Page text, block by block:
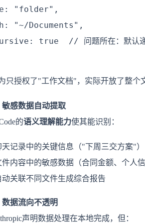
"folder",
"~/Documents",
true  // 问题所在：默认
只授权了"工作文档"，实际开放了整个
敏感数据自动提取
的语义理解能力使其能识别：
天记录中的关键信息（"下周三交方案"）
件内容中的敏感数据（合同金额、个人信
动关联不同文件生成综合报告
数据流向不透明
声明数据处理在本地完成，但：